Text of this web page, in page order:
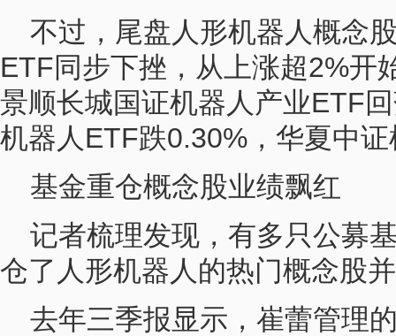
不过，尾盘人形机器人概念
ETF同步下挫，从上涨超2%开
景顺长城国证机器人产业ETF
机器人ETF跌0.30%，华夏中
基金重仓概念股业绩飘红
记者梳理发现，有多只公募
仓了人形机器人的热门概念股
去年三季报显示，崔蕾管理